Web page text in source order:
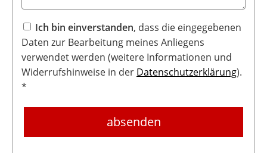
Ich bin einverstanden, dass die eingegebenen
Daten zur Bearbeitung meines Anliegens
verwendet werden (weitere Informationen und
Widerrufshinweise in der Datenschutzerklärung).
*
absenden